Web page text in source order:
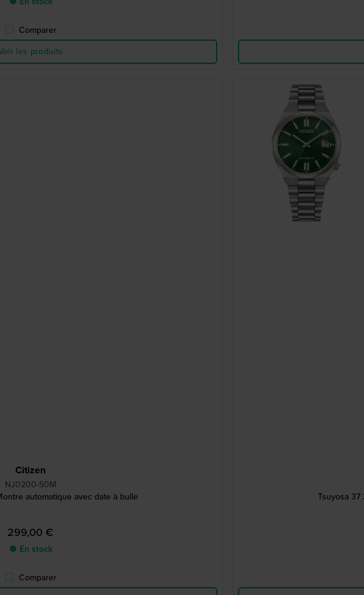
Comparer
les produits
Citizen
NJ0200-50M
automatique avec date à bulle
299,00 €
● En stock
Comparer
Tsuyosa